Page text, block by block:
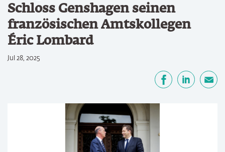
Schloss Genshagen seinen
französischen Amtskollegen
Éric Lombard
Jul 28, 2025